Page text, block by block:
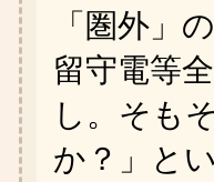
「圏外」
留守電等
し。そも
か？」と